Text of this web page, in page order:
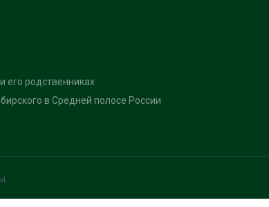
его родственниках
в Средней полосе России